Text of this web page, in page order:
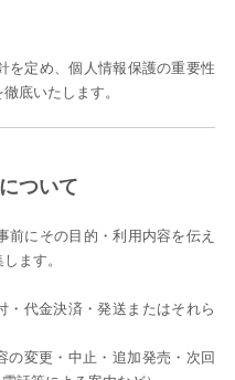
を定め、個人情報保護の重要性
底いたします。
ついて
前にその目的・利用内容を伝え
ます。
・代金決済・発送またはそれら
の変更・中止・追加発売・次回